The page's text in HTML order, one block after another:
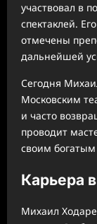
участвовал в
спектаклей.
отмечены
дальнейшей
Сегодня
Московским
и часто
проводит
своим
Карьера
Михаил